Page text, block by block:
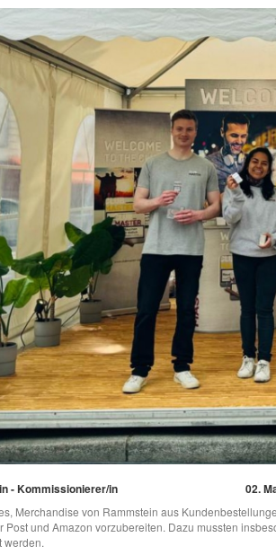
- Kommissionierer/in 02.
Merchandise von Rammstein aus
Post und Amazon vorzubereiten. Dazu mussten
werden.